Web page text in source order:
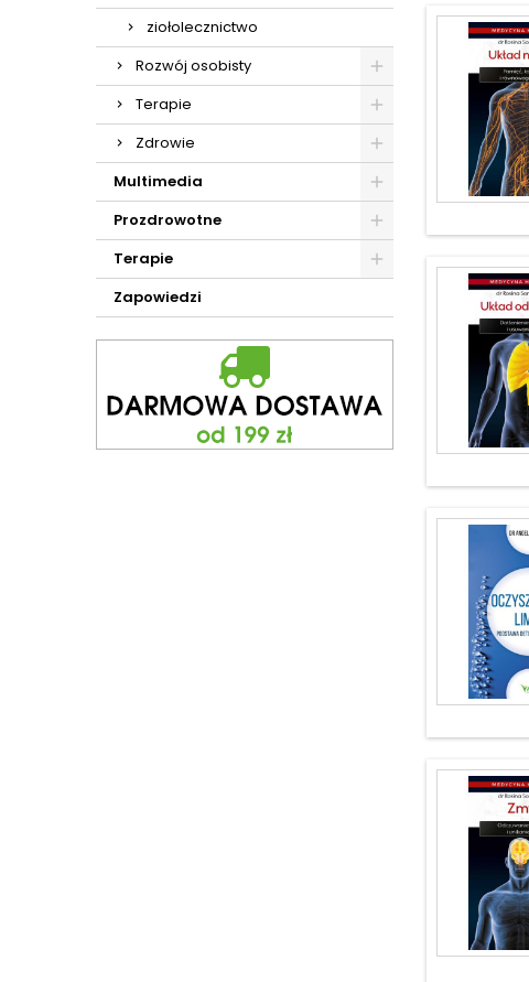
ziołolecznictwo
Rozwój osobisty
Terapie
Zdrowie
Multimedia
Prozdrowotne
Terapie
Zapowiedzi